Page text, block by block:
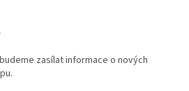
zasílat informace o nových